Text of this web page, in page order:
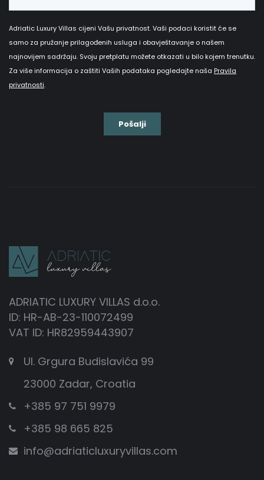
odmor nudi sve što vam je potrebno. Sadržaji su jako
interesantni, te Vaš boravak neće biti dosadan. Ako
Vam treba pomoć, naš kontakt možete pronaći na
web stranici.
Evo što možete očekivati ​​
kada unajmite vilu s
-kako biste se mogli opustiti u luksuznom okruženju s
prekrasnim pogledom na more
-Odmor u luksuznoj vili s brojnim sadržajima
- Rashladite se u privatnom bazenu nakon jacuzzija
Pogledajte našu široku ponudu vila s jacuzzijem u
Hrvatskoj. Bilo da se radi o Istri, Dalmaciji,
Kvarnerskom zaljevu ili prekrasnim otocima
privatnim whirlpoolom za potpuno opuštanje!
Uživajte odmor i pogedajte ponude kuća, koje nude
ADRIATIC LUXURY VILLAS d.o.o.
ID: HR-AB-23-110072499
VAT ID: HR82959443907
Ul. Grgura Budislavića 99
23000 Zadar, Croatia
+385 97 751 9979
+385 98 665 825
info@adriaticluxuryvillas.com